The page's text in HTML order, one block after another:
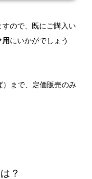
・ ・ 【DDY Moist Serum】 定
ので、既にご購入い
用にいかがでしょう
まで、定価販売のみ
？